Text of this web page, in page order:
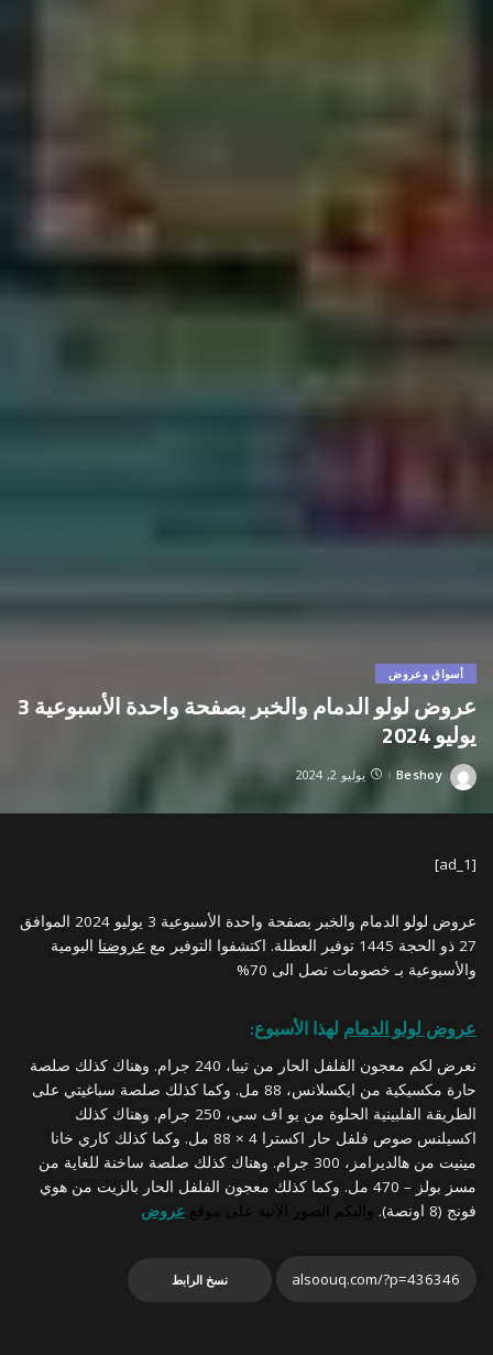
أسواق وعروض
عروض لولو الدمام والخبر بصفحة واحدة الأسبوعية 3
يوليو 2024
Posted
Beshoy يوليو 2, 2024
[ad_1]
عروض لولو الدمام والخبر بصفحة واحدة الأسبوعية 3 يوليو 2024 الموافق
27 ذو الحجة 1445 توفير العطلة. اكتشفوا التوفير مع
عروضنا اليومية
والأسبوعية بـ خصومات تصل الى 70%
عروض لولو الدمام لهذا الأسبوع:
نعرض لكم معجون الفلفل الحار من تيبا، 240 جرام. وهناك كذلك صلصة
حارة مكسيكية من ايكسلانس، 88 مل. وكما كذلك صلصة سباغيتي على
الطريقة الفلبينية الحلوة من يو اف سي، 250 جرام. وهناك كذلك
اكسيلنس صوص فلفل حار اكسترا 4 × 88 مل. وكما كذلك كاري خانا
مينيت من هالديرامز، 300 جرام. وهناك كذلك صلصة ساخنة للغاية من
مسز بولز – 470 مل. وكما كذلك معجون الفلفل الحار بالزيت من هوي
فونج (8 اونصة).
واليكم الصور الآتية على موقع عروض
نسخ الرابط